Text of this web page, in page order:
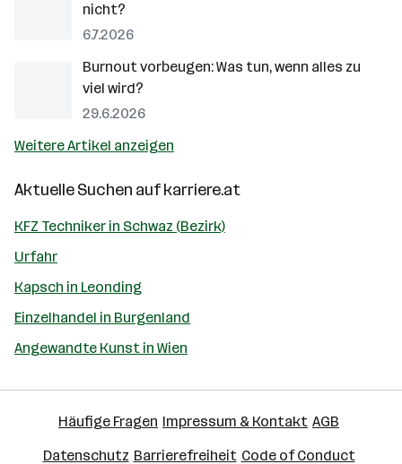
nicht?
6.7.2026
Burnout vorbeugen: Was tun, wenn alles zu
viel wird?
29.6.2026
Weitere Artikel anzeigen
Aktuelle Suchen aufkarriere.at
KFZ Techniker in Schwaz (Bezirk)
Urfahr
Kapsch in Leonding
Einzelhandel in Burgenland
Angewandte Kunst in Wien
Häufige Fragen Impressum & Kontakt AGB
Datenschutz Barrierefreiheit Code of Conduct